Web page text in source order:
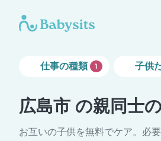
仕事の種類 1 子供
広島市 の親同士
お互いの子供を無料でケア。必